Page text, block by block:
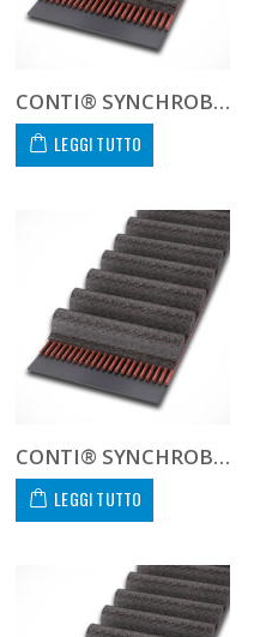
CONTI® SYNCHROBELT 1800XXH300
LEGGI TUTTO
CONTI® SYNCHROBELT 255H300
LEGGI TUTTO